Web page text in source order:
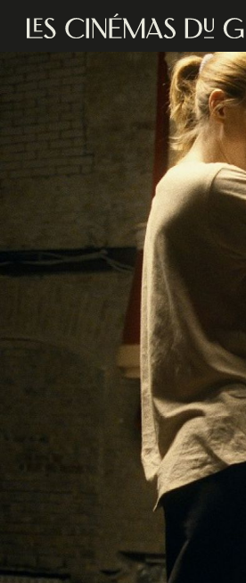
Aller au contenu principal